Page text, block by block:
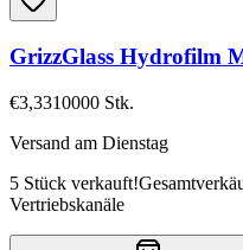
GrizzGlass Hydrofilm
€3,3310000 Stk.
Versand am Dienstag
5 Stück verkauft!
Vertriebskanäle